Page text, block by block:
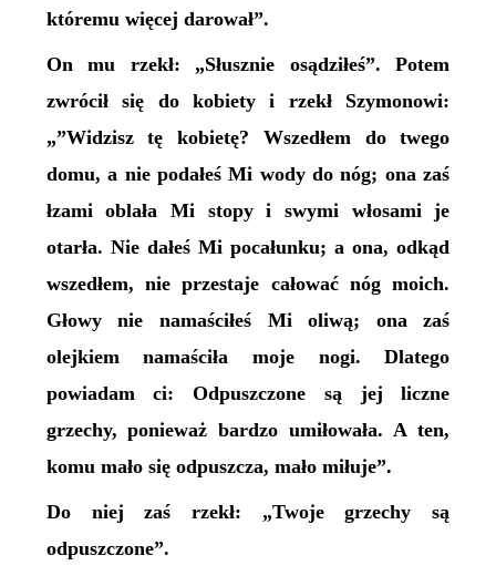
któremu więcej darował”.
On mu rzekł: „Słusznie osądziłeś”. Potem
zwrócił się do kobiety i rzekł Szymonowi:
„”Widzisz tę kobietę? Wszedłem do twego
domu, a nie podałeś Mi wody do nóg; ona zaś
łzami oblała Mi stopy i swymi włosami je
otarła. Nie dałeś Mi pocałunku; a ona, odkąd
wszedłem, nie przestaje całować nóg moich.
Głowy nie namaściłeś Mi oliwą; ona zaś
olejkiem namaściła moje nogi. Dlatego
powiadam ci: Odpuszczone są jej liczne
grzechy, ponieważ bardzo umiłowała. A ten,
komu mało się odpuszcza, mało miłuje”.
Do niej zaś rzekł: „Twoje grzechy są
odpuszczone”.